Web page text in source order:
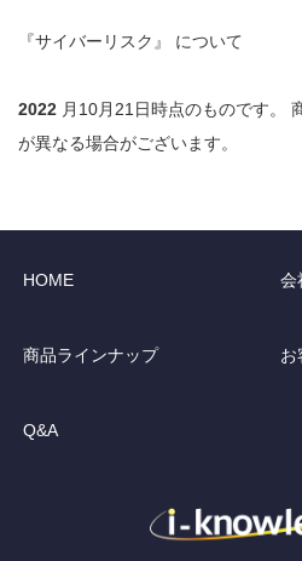
『サイバーリスク』 について
2022 月10月21日時点のものです。
が異なる場合がございます。
HOME 会
商品ラインナップ お
Q&A